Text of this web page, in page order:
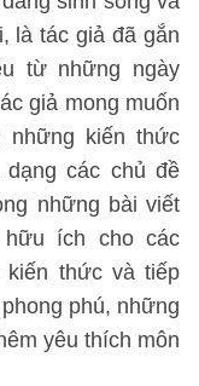
là tác giả đã gắn
từ những ngày
giả mong muốn
những kiến thức
các chủ đề
những bài viết
ích cho các
kiến thức và tiếp
phú, những
yêu thích môn